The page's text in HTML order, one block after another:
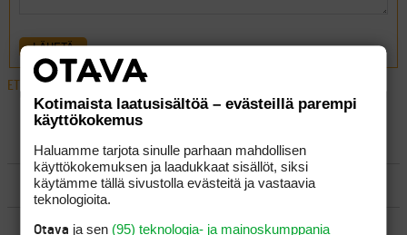
LÄHETÄ
ETUSIVU FOORUMIT› VÄLINEET
LUO AIHE
SÄÄNNÖT
OHJEET
Kotimaista laatusisältöä – evästeillä parempi
käyttökokemus
Haluamme tarjota sinulle parhaan mahdollisen
käyttökokemuksen ja laadukkaat sisällöt, siksi
käytämme tällä sivustolla evästeitä ja vastaavia
teknologioita.
Otava ja sen (95) teknologia- ja mainoskumppania